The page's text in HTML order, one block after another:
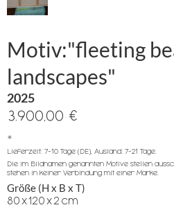
Motiv:"fleeting
landscapes"
2025
3.900,00 €
*
Lieferzeit: 7-10 Tage (DE), Ausland: 7-21 Tage.
Die im Bildnamen genannten Motive stellen
stehen in keiner Verbindung mit einer Marke.
Größe (H x B x T)
80x120x2 cm